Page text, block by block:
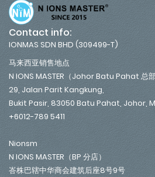
Contact info:
IONMAS SDN BHD (309499-T)
马来西亚销售地点
N IONS MASTER（Johor Batu Pahat 总部
29, Jalan Parit Kangkung,
Bukit Pasir, 83050 Batu Pahat, Johor,
+6012-789 5411
Nionsm
N IONS MASTER（BP 分店）
峇株巴辖中华商会建筑后座8号9号